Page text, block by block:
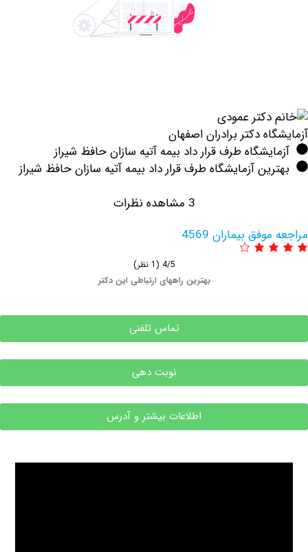
دکتر برادران اصفهان
طرف قرار داد بیمه آتیه سازان حافظ شیراز
آزمایشگاه طرف قرار داد بیمه آتیه سازان حافظ شیراز
بیماران 4569
بهترین راههای ارتباطی این دکتر
تماس تلفنی
نوبت دهی
اطلاعات بیشتر و آدرس